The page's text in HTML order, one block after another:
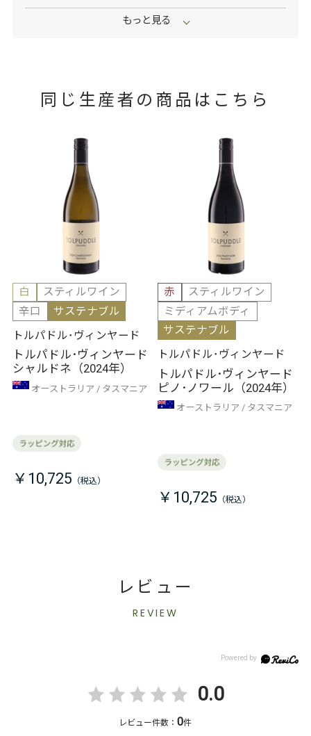
同じ生産者の商品はこちら
白
スティルワイン
辛口
サステナブル
トルパドル･ヴィンヤード
トルパドル･ヴィンヤード
シャルドネ（2024年）
オーストラリア タスマニア
￥10,725
赤
スティルワイン
ミディアムボディ
サステナブル
トルパドル･ヴィンヤード
トルパドル･ヴィンヤード
ピノ･ノワール（2024年）
オーストラリア タスマニア
￥10,725
レビュー
REVIEW
0.0
レビュー件数：0件